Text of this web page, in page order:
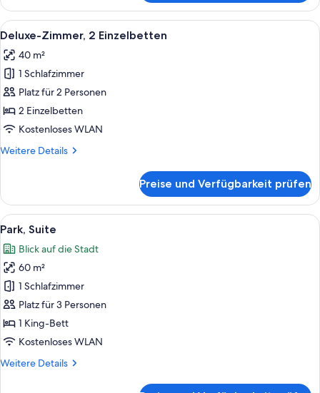
1 King-
Bett
Alle
Fotos
für
Deluxe-
Zimmer,
2 Einzelbetten
anzeigen
Deluxe-Zimmer, 2 Einzelbetten |
4
Deluxe-Zimmer, 2 Einzelbetten
40 m²
1 Schlafzimmer
Platz für 2 Personen
2 Einzelbetten
Kostenloses WLAN
Weitere Details
Weitere
Zimmer,
2 Einzelbetten
Preise und Verfügbarkeit prüfen
Alle
Fotos
für
Park,
Suite
anzeigen
Ein Hotelzimmer mit Sofa, Sessel,
2
Park, Suite
Blick auf die Stadt
60 m²
1 Schlafzimmer
Platz für 3 Personen
1 King-Bett
Kostenloses WLAN
Weitere Details
Weitere